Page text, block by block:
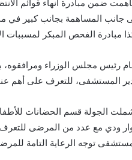
جانب المساهمة بجانب كبير في
مبادرة الفحص المبكر لمسببات
رئيس مجلس الوزراء
المستشفى، للتعرف على أهم
الجولة قسم الحضانات
ودي مع عدد من المرضى للتعرف
توجه الرعاية التامة